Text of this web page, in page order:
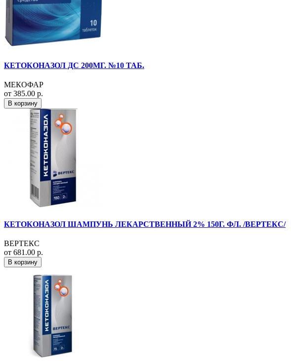
КЕТОКОНАЗОЛ ДС 200МГ. №10 ТАБ.
МЕКОФАР
от 385.00 р.
В корзину
КЕТОКОНАЗОЛ ШАМПУНЬ ЛЕКАРСТВЕННЫЙ 2% 150Г. ФЛ. /ВЕРТЕКС/
ВЕРТЕКС
от 681.00 р.
В корзину